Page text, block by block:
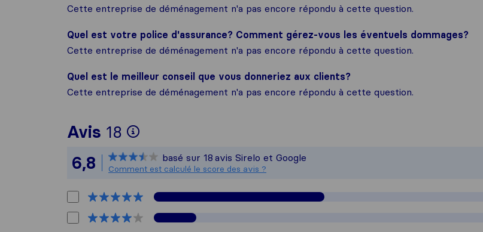
Cette entreprise de déménagement n'a pas encore répondu à cette question.
Quel est votre police d'assurance? Comment gérez-vous les éventuels dommages?
Cette entreprise de déménagement n'a pas encore répondu à cette question.
Quel est le meilleur conseil que vous donneriez aux clients?
Cette entreprise de déménagement n'a pas encore répondu à cette question.
Avis 18
Pour vous donner une idée plus complète de
Sirelo n'est pas responsable des normes de
Tous les avis recueillis auprès des utilisateurs
6,8 basé sur 18 avis Sirelo et Google
Comment est calculé le score des avis ?